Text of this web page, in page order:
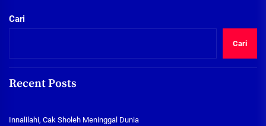
Cari
Cari
Recent Posts
Innalilahi, Cak Sholeh Meninggal Dunia